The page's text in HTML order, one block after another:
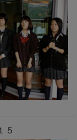
５